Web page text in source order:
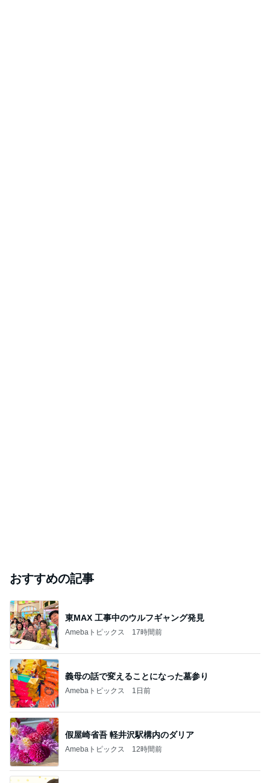
おすすめの記事
東MAX 工事中のウルフギャング発見
Amebaトピックス 17時間前
義母の話で変えることになった墓参り
Amebaトピックス 1日前
假屋崎省吾 軽井沢駅構内のダリア
Amebaトピックス 12時間前